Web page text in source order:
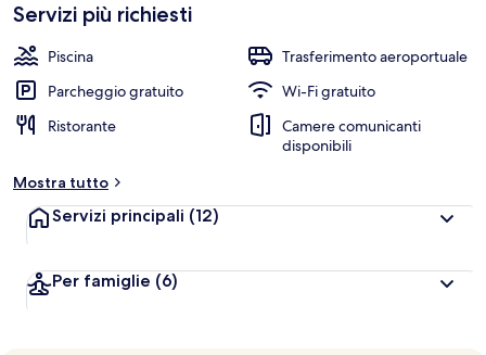
Servizi più richiesti
Piscina
Trasferimento aeroportuale
Parcheggio gratuito
Wi-Fi gratuito
Ristorante
Camere comunicanti
disponibili
Mostra tutto
Servizi principali (12)
Per famiglie (6)